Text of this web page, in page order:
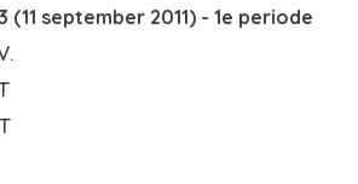
(11 september 2011) - 1e periode